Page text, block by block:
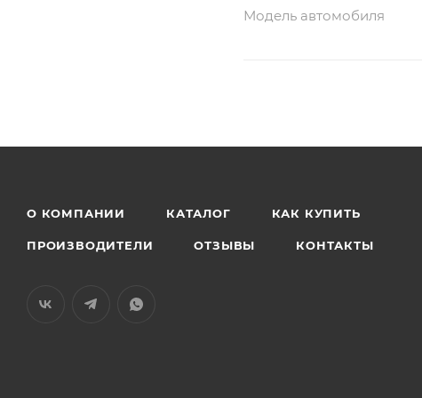
Модель автомобиля
О КОМПАНИИ КАТАЛОГ КАК КУПИТЬ
ПРОИЗВОДИТЕЛИ ОТЗЫВЫ КОНТАКТЫ